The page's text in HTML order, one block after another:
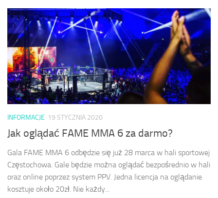
INFORMACJE 19 STYCZNIA 2020
Jak oglądać FAME MMA 6 za darmo?
Gala FAME MMA 6 odbędzie się już 28 marca w hali sportowej
Częstochowa. Gale będzie można oglądać bezpośrednio w hali
oraz online poprzez system PPV. Jedna licencja na oglądanie
kosztuje około 20zł. Nie każdy...